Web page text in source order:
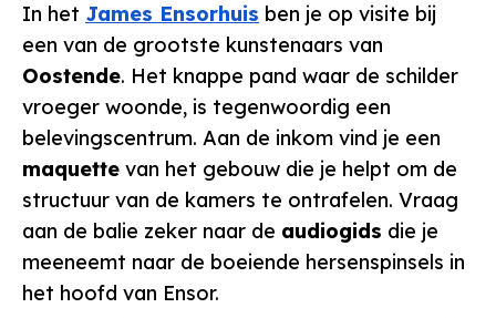
In het James Ensorhuis ben je op visite bij
een van de grootste kunstenaars van
Oostende. Het knappe pand waar de schilder
vroeger woonde, is tegenwoordig een
belevingscentrum. Aan de inkom vind je een
maquette van het gebouw die je helpt om de
structuur van de kamers te ontrafelen. Vraag
aan de balie zeker naar de audiogids die je
meeneemt naar de boeiende hersenspinsels in
het hoofd van Ensor.